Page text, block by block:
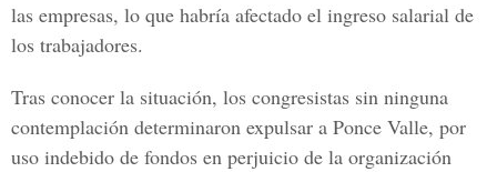
las empresas, lo que habría afectado el ingreso salarial de
los trabajadores.
Tras conocer la situación, los congresistas sin ninguna
contemplación determinaron expulsar a Ponce Valle, por
uso indebido de fondos en perjuicio de la organización